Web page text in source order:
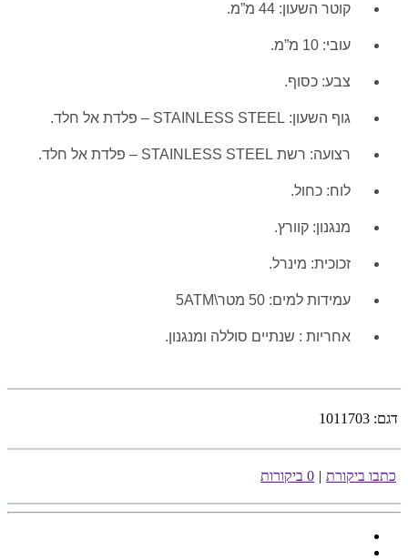
קוטר השעון: 44 מ”מ.
עובי: 10 מ”מ.
צבע: כסוף.
גוף השעון: STAINLESS STEEL – פלדת אל חלד.
רצועה: רשת STAINLESS STEEL – פלדת אל חלד.
לוח: כחול.
מנגנון: קוורץ.
זכוכית: מינרל.
עמידות למים: 50 מטר\5ATM
אחריות : שנתיים סוללה ומנגנון.
דגם: 1011703
כתבו ביקורת | 0 ביקורות